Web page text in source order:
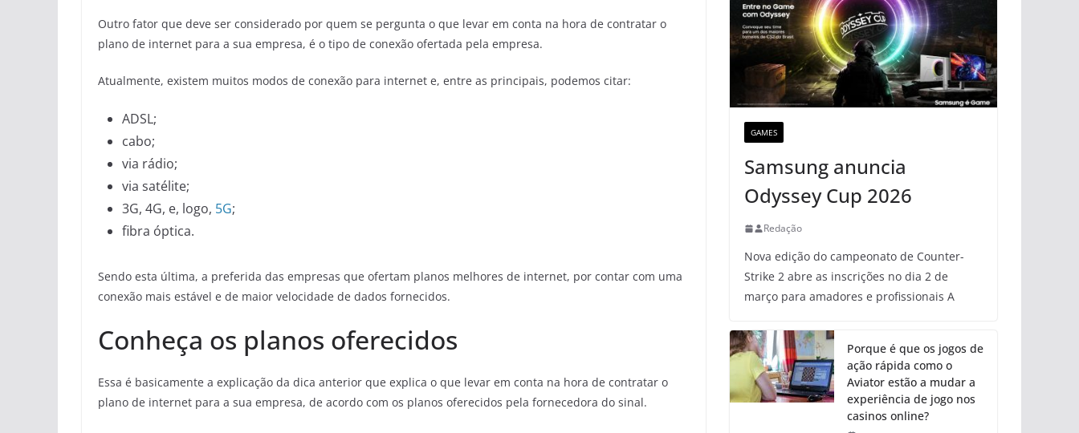
Outro fator que deve ser considerado por quem se pergunta o que levar em conta na hora de contratar o
plano de internet para a sua empresa, é o tipo de conexão ofertada pela empresa.
Atualmente, existem muitos modos de conexão para internet e, entre as principais, podemos citar:
ADSL;
cabo;
via rádio;
via satélite;
3G, 4G, e, logo, 5G;
fibra óptica.
Sendo esta última, a preferida das empresas que ofertam planos melhores de internet, por contar com uma
conexão mais estável e de maior velocidade de dados fornecidos.
Conheça os planos oferecidos
Essa é basicamente a explicação da dica anterior que explica o que levar em conta na hora de contratar o
plano de internet para a sua empresa, de acordo com os planos oferecidos pela fornecedora do sinal.
GAMES
Samsung anuncia
Odyssey Cup 2026
Redação
Nova edição do campeonato de Counter-
Strike 2 abre as inscrições no dia 2 de
março para amadores e profissionais A
Porque é que os jogos de
ação rápida como o
Aviator estão a mudar a
experiência de jogo nos
casinos online?